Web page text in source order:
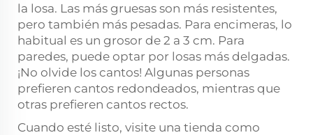
la losa. Las más gruesas son más resistentes,
pero también más pesadas. Para encimeras, lo
habitual es un grosor de 2 a 3 cm. Para
paredes, puede optar por losas más delgadas.
¡No olvide los cantos! Algunas personas
prefieren cantos redondeados, mientras que
otras prefieren cantos rectos.
Cuando esté listo, visite una tienda como